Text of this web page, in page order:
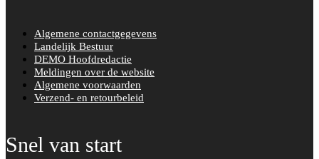
Algemene contactgegevens
Landelijk Bestuur
DEMO Hoofdredactie
Meldingen over de website
Algemene voorwaarden
Verzend- en retourbeleid
Snel van start